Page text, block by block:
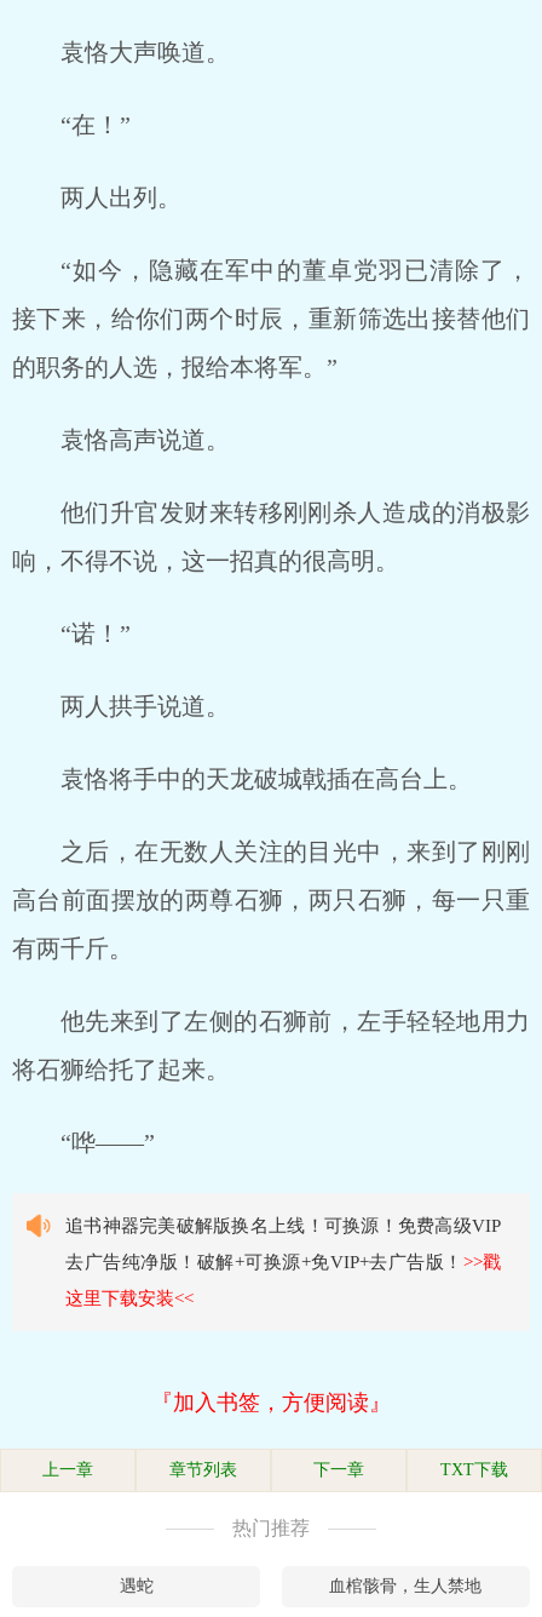
袁恪大声唤道。
“在！”
两人出列。
“如今，隐藏在军中的董卓党羽已清除了，
接下来，给你们两个时辰，重新筛选出接替他们
的职务的人选，报给本将军。”
袁恪高声说道。
他们升官发财来转移刚刚杀人造成的消极影
响，不得不说，这一招真的很高明。
“诺！”
两人拱手说道。
袁恪将手中的天龙破城戟插在高台上。
之后，在无数人关注的目光中，来到了刚刚
高台前面摆放的两尊石狮，两只石狮，每一只重
有两千斤。
他先来到了左侧的石狮前，左手轻轻地用力
将石狮给托了起来。
“哗——”
追书神器完美破解版换名上线！可换源！免费高级VIP
去广告纯净版！破解+可换源+免VIP+去广告版！ >>戳
这里下载安装<<
『加入书签，方便阅读』
上一章 章节列表 下一章 TXT下载
热门推荐
遇蛇 血棺骸骨，生人禁地